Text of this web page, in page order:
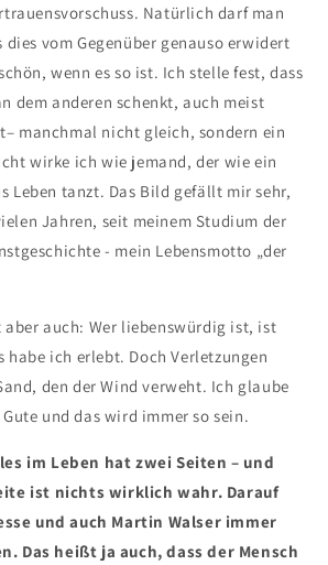
Natürlich darf man
vom Gegenüber genauso erwidert
wenn es so ist. Ich stelle fest, dass
dem anderen schenkt, auch meist
manchmal nicht gleich, sondern ein
wirke ich wie jemand, der wie ein
Leben tanzt. Das Bild gefällt mir sehr,
Jahren, seit meinem Studium der
- mein Lebensmotto „der
auch: Wer liebenswürdig ist, ist
habe ich erlebt. Doch Verletzungen
den der Wind verweht. Ich glaube
und das wird immer so sein.
im Leben hat zwei Seiten – und
ist nichts wirklich wahr. Darauf
und auch Martin Walser immer
Das heißt ja auch, dass der Mensch